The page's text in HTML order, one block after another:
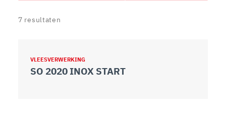
7 resultaten
VLEESVERWERKING
SO 2020 INOX START